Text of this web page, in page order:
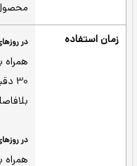
رشد عضلات
ایزوله شده - با
پیچیده،
قابل توجه‌ای از
مصرف کنندگان